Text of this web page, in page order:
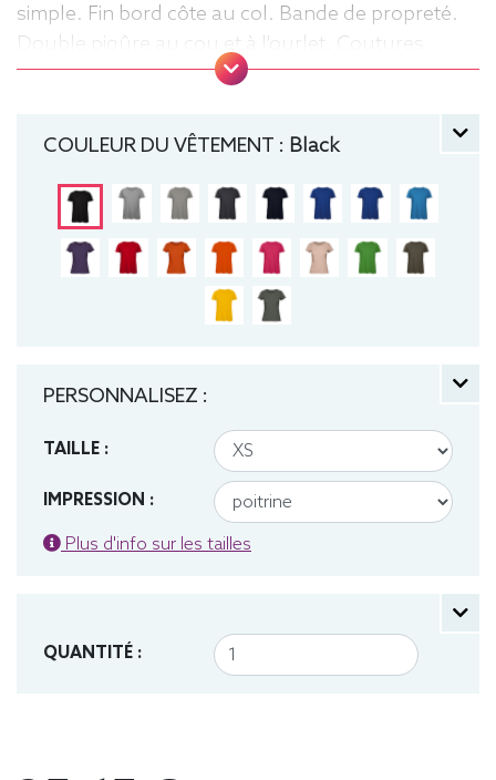
simple. Fin bord côte au col. Bande de propreté.
Double piqûre au cou et à l'ourlet. Coutures
latérales. Surface très lisse. Tee-shirt,
Organic, B&C
COULEUR DU VÊTEMENT : Black
PERSONNALISEZ :
TAILLE :
IMPRESSION :
Plus d'info sur les tailles
QUANTITÉ :